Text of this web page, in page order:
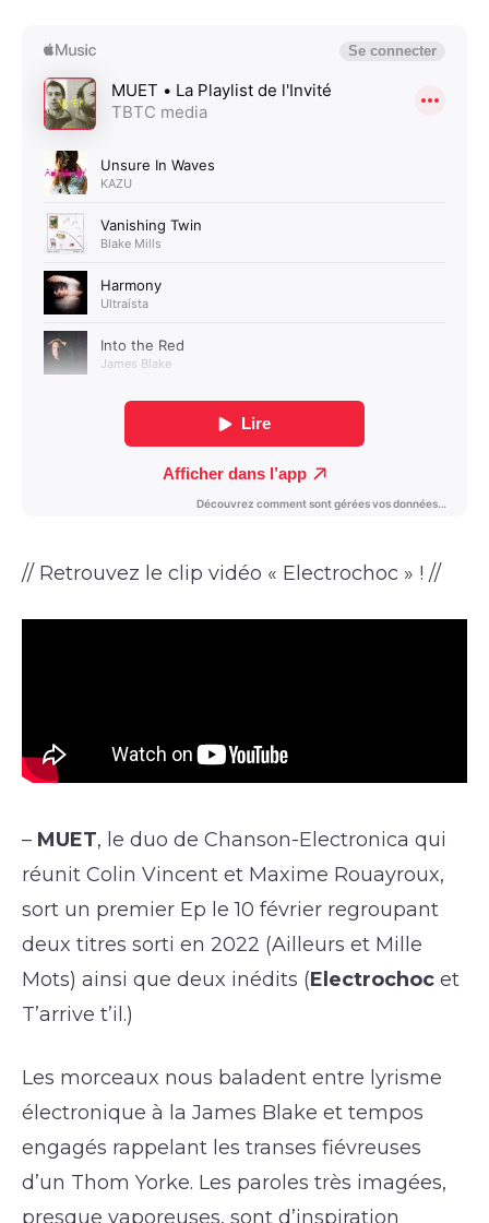
// Retrouvez le clip vidéo « Electrochoc » ! //
– MUET, le duo de Chanson-Electronica qui
réunit Colin Vincent et Maxime Rouayroux,
sort un premier Ep le 10 février regroupant
deux titres sorti en 2022 (Ailleurs et Mille
Mots) ainsi que deux inédits (Electrochoc et
T’arrive t’il.)
Les morceaux nous baladent entre lyrisme
électronique à la James Blake et tempos
engagés rappelant les transes fiévreuses
d’un Thom Yorke. Les paroles très imagées,
presque vaporeuses, sont d’inspiration